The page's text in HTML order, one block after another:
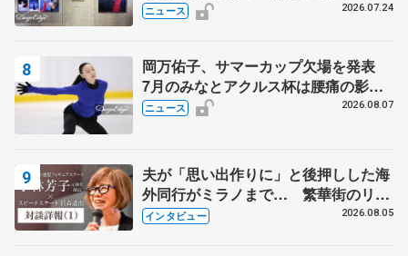
んが撮影
ニュース 2026.07.24
岡万佑子、サマーカップ欠場を発表
7月のみなとアクルス杯は腰痛の影響
で
ニュース 2026.08.07
夫が「思い出作りに」と後押しした海
外同行がミラノまで… 繁華街のリン
クでは不良のお兄さんも味方に 小林
インタビュー 2026.08.05